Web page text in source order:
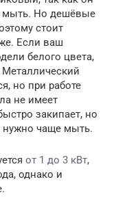
мыть. Но дешёвые
стоит
Если ваш
белого цвета,
но при работе
не имеет
закипает, но
нужно чаще мыть.
от 1 до 3 кВт,
однако и